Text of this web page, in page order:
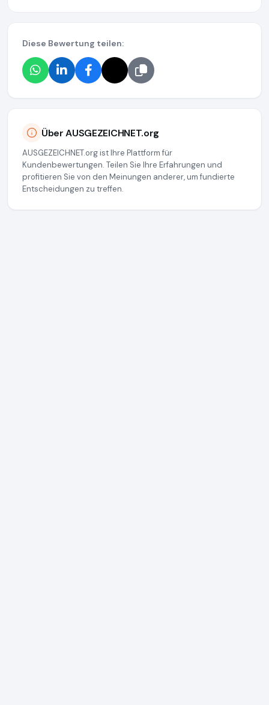
Diese Bewertung teilen:
Über AUSGEZEICHNET.org
AUSGEZEICHNET.org ist Ihre Plattform für
Kundenbewertungen. Teilen Sie Ihre Erfahrungen und
profitieren Sie von den Meinungen anderer, um fundierte
Entscheidungen zu treffen.